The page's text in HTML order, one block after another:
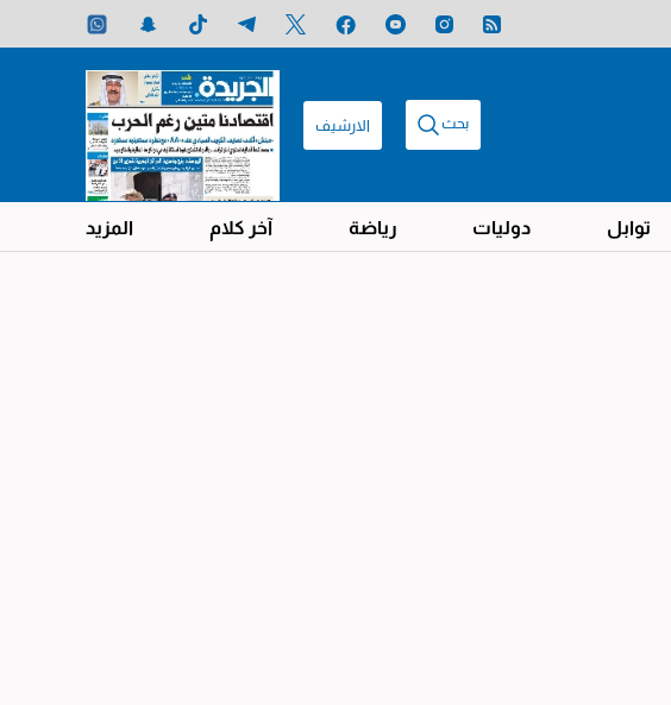
بحث الارشيف
توابل دوليات رياضة آخر كلام المزيد